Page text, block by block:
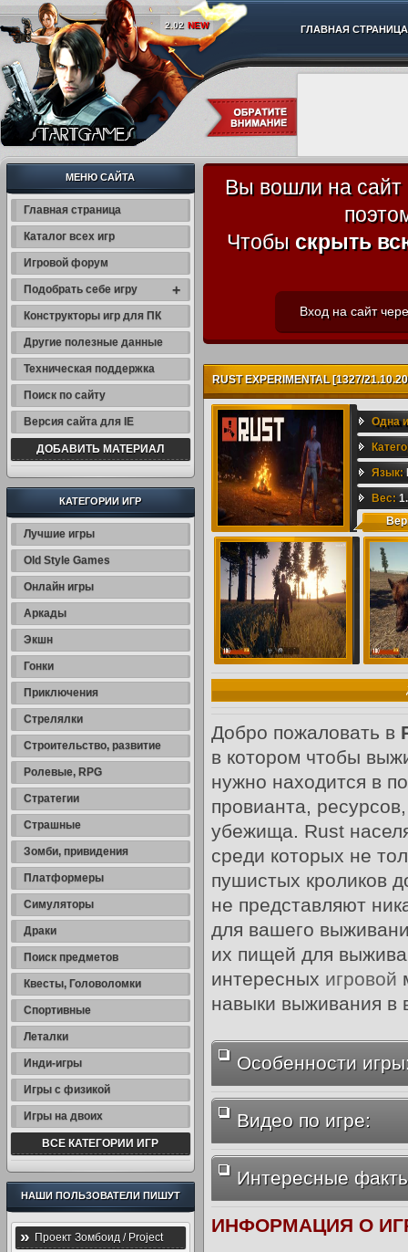
2.02 NEW ГЛАВНАЯ СТРАНИЦА
Вы вошли на сайт
Чтобы скрыть
Вход на сайт
RUST EXPERIMENTAL [1327/
Одна
Игры
7 Гб,
Язык:
Вес:
Добро пожаловать в
в котором чтобы
нужно находится в
провианта,
убежища. Rust
среди которых не
пушистых кроликов
не представляют
для вашего
их пищей для
интересных игровой
навыки выживания в
Особенности
Видео по игре:
Интересные
ИНФОРМАЦИЯ О
МЕНЮ САЙТА
Главная страница
Каталог всех игр
Игровой форум
Подобрать себе игру +
Конструкторы игр для ПК
Другие полезные данные
Техническая поддержка
Поиск по сайту
Версия сайта для IE
ДОБАВИТЬ МАТЕРИАЛ
КАТЕГОРИИ ИГР
Лучшие игры
Old Style Games
Онлайн игры
Аркады
Экшн
Гонки
Приключения
Стрелялки
Строительство, развитие
Ролевые, RPG
Стратегии
Страшные
Зомби, привидения
Платформеры
Симуляторы
Драки
Поиск предметов
Квесты, Головоломки
Спортивные
Леталки
Инди-игры
Игры с физикой
Игры на двоих
ВСЕ КАТЕГОРИИ ИГР
НАШИ ПОЛЬЗОВАТЕЛИ ПИШУТ
» Проект Зомбоид / Project